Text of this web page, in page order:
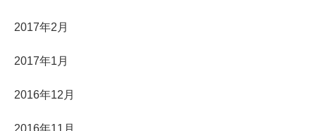
2017年2月
2017年1月
2016年12月
2016年11月